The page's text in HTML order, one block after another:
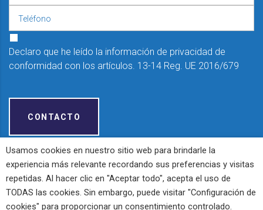
Declaro que he leído la información de privacidad de
conformidad con los artículos. 13-14 Reg. UE 2016/679
CONTACTO
Bieffe Co - P.IVA: 01355360056 - Privacy Policy Cookie Policy-
Powered by
Propaganda3
Usamos cookies en nuestro sitio web para brindarle la
experiencia más relevante recordando sus preferencias y visitas
repetidas. Al hacer clic en "Aceptar todo", acepta el uso de
TODAS las cookies. Sin embargo, puede visitar "Configuración de
cookies" para proporcionar un consentimiento controlado.